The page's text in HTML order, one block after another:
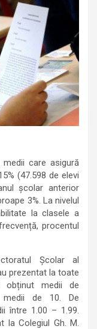
care asigură
(47.598 de elevi
școlar anterior
3%. La nivelul
la clasele a
procentul
Școlar al
prezentat la toate
obținut medii de
medii de 10. De
între 1.00 – 1.99.
la Colegiul Gh. M.